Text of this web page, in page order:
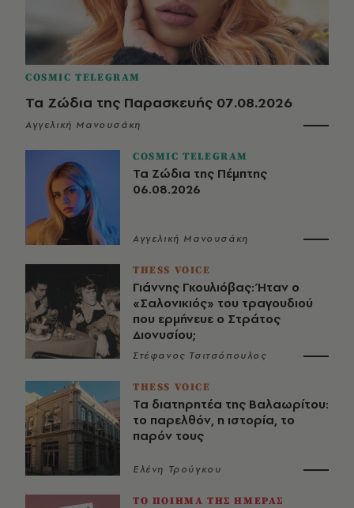
COSMIC TELEGRAM
Τα Ζώδια της Παρασκευής 07.08.2026
Αγγελική Μανουσάκη
COSMIC TELEGRAM
Τα Ζώδια της Πέμπτης
06.08.2026
Αγγελική Μανουσάκη
THESS VOICE
Γιάννης Γκουλιόβας: Ήταν ο
«Σαλονικιός» του τραγουδιού
που ερμήνευε ο Στράτος
Διονυσίου;
Στέφανος Τσιτσόπουλος
THESS VOICE
Τα διατηρητέα της Βαλαωρίτου:
το παρελθόν, η ιστορία, το
παρόν τους
Ελένη Τρούγκου
ΤΟ ΠΟΙΗΜΑ ΤΗΣ ΗΜΕΡΑΣ